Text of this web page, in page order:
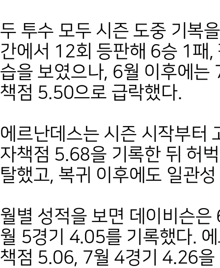
두 투수 모두 시즌 도중 기복
간에서 12회 등판해 6승 1패
습을 보였으나, 6월 이후에
책점 5.50으로 급락했다.
에르난데스는 시즌 시작부터
자책점 5.68을 기록한 뒤 허
탈했고, 복귀 이후에도 일관
월별 성적을 보면 데이비슨
월 5경기 4.05를 기록했다.
책점 5.06, 7월 4경기 4.26을